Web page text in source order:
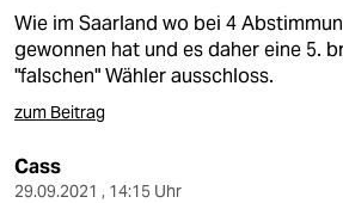
Wie im Saarland wo bei 4
gewonnen hat und es daher eine 5.
"falschen" Wähler ausschloss.
zum Beitrag
Cass
29.09.2021 , 14:15 Uhr